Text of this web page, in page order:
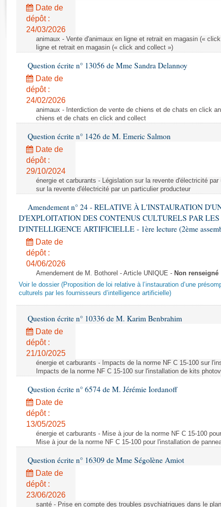
Rapports législatifs
Rapports sur l'application des lois
Baromètre de l’application des lois
Dossiers législatifs
Budget et sécurité sociale
Questions écrites et orales
Comptes rendus des débats
Date de
dépôt :
24/03/2026
animaux - Vente d'animaux en ligne et retrait en magasin («
ligne et retrait en magasin (« click and collect »)
Question écrite n° 13056 de Mme Sandra Delannoy
Date de
dépôt :
24/02/2026
animaux - Interdiction de vente de chiens et de chats en click
chiens et de chats en click and collect
Question écrite n° 1426 de M. Emeric Salmon
Date de
dépôt :
29/10/2024
énergie et carburants - Législation sur la revente d'électricité
sur la revente d'électricité par un particulier producteur
Amendement n° 24 - RELATIVE À L'INSTAURATION
D'EXPLOITATION DES CONTENUS CULTURELS PAR LES
D'INTELLIGENCE ARTIFICIELLE - 1ère lecture (2ème
Date de
dépôt :
04/06/2026
Amendement de M. Bothorel - Article UNIQUE - Non renseigné
Voir le dossier (Proposition de loi relative à l’instauration d’une
culturels par les fournisseurs d’intelligence artificielle)
Question écrite n° 10336 de M. Karim Benbrahim
Date de
dépôt :
21/10/2025
énergie et carburants - Impacts de la norme NF C 15-100 sur
Impacts de la norme NF C 15-100 sur l'installation de kits
Question écrite n° 6574 de M. Jérémie Iordanoff
Date de
dépôt :
13/05/2025
énergie et carburants - Mise à jour de la norme NF C 15-100
Mise à jour de la norme NF C 15-100 pour l'installation de
Question écrite n° 16309 de Mme Ségolène Amiot
Date de
dépôt :
23/06/2026
santé - Prise en compte des troubles psychiatriques dans le